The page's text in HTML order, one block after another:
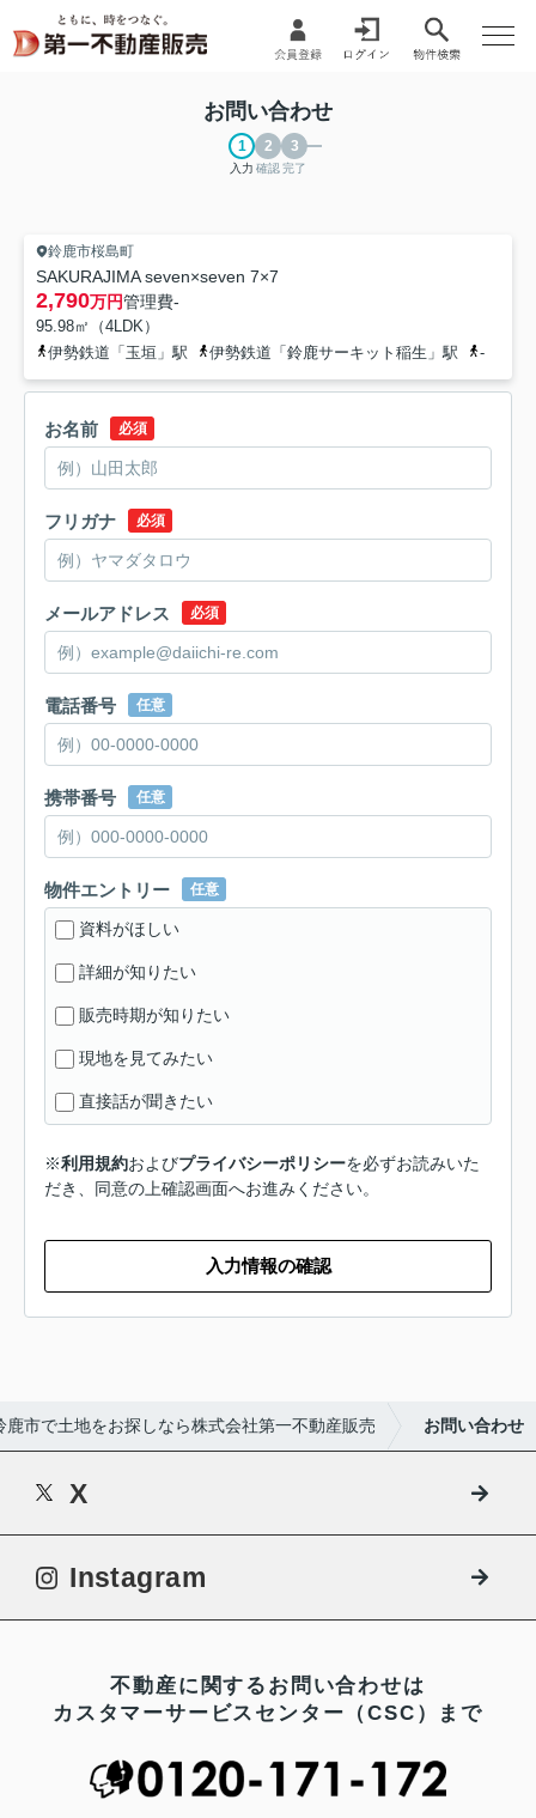
お問い合わせ
入力 確認完了
鈴鹿市桜島町
SAKURAJIMA seven×seven 7×7
2,790万円管理費-
95.98㎡（4LDK）
伊勢鉄道「玉垣」駅
伊勢鉄道「鈴鹿サーキット稲生」駅 -
お名前 必須
フリガナ 必須
メールアドレス 必須
電話番号 任意
携帯番号 任意
物件エントリー 任意
資料がほしい
詳細が知りたい
販売時期が知りたい
現地を見てみたい
直接話が聞きたい
※利用規約およびプライバシーポリシーを必ずお読みいた
だき、同意の上確認画面へお進みください。
入力情報の確認
鹿市で土地をお探しなら株式会社第一不動産販売 お問い合わせ
X
Instagram
不動産に関するお問い合わせは
カスタマーサービスセンター（CSC）まで